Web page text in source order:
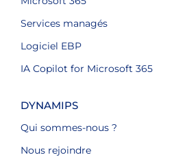
Services managés
Logiciel EBP
IA Copilot for Microsoft 365
DYNAMIPS
Qui sommes-nous ?
Nous rejoindre